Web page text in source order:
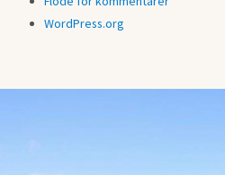
WordPress.org